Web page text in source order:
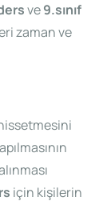
ve9.sınıf
zaman ve
için kişilerin